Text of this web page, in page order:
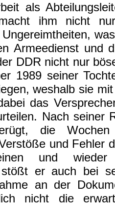
als
macht ihm nicht
Armeedienst und
DDR nicht nur
1989 seiner
weshalb sie
das
Nach seiner
die
und Fehler
und
stößt er auch bei
an der
nicht die